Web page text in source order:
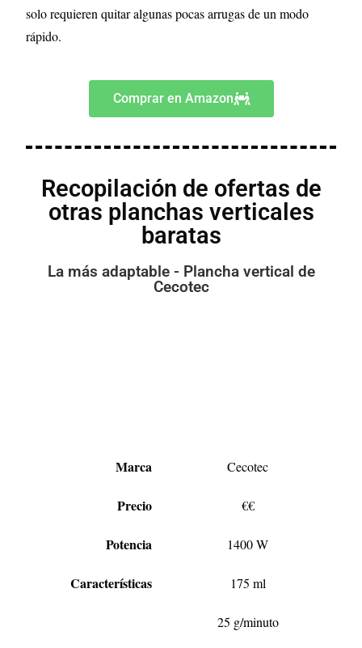
solo requieren quitar algunas pocas arrugas de un modo
rápido.
Comprar en Amazon
Recopilación de ofertas de
otras planchas verticales
baratas
La más adaptable - Plancha vertical de
Cecotec
Marca Cecotec
Precio €€
Potencia 1400 W
Características 175 ml
25 g/minuto